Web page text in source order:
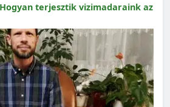
terjesztik vizimadaraink az